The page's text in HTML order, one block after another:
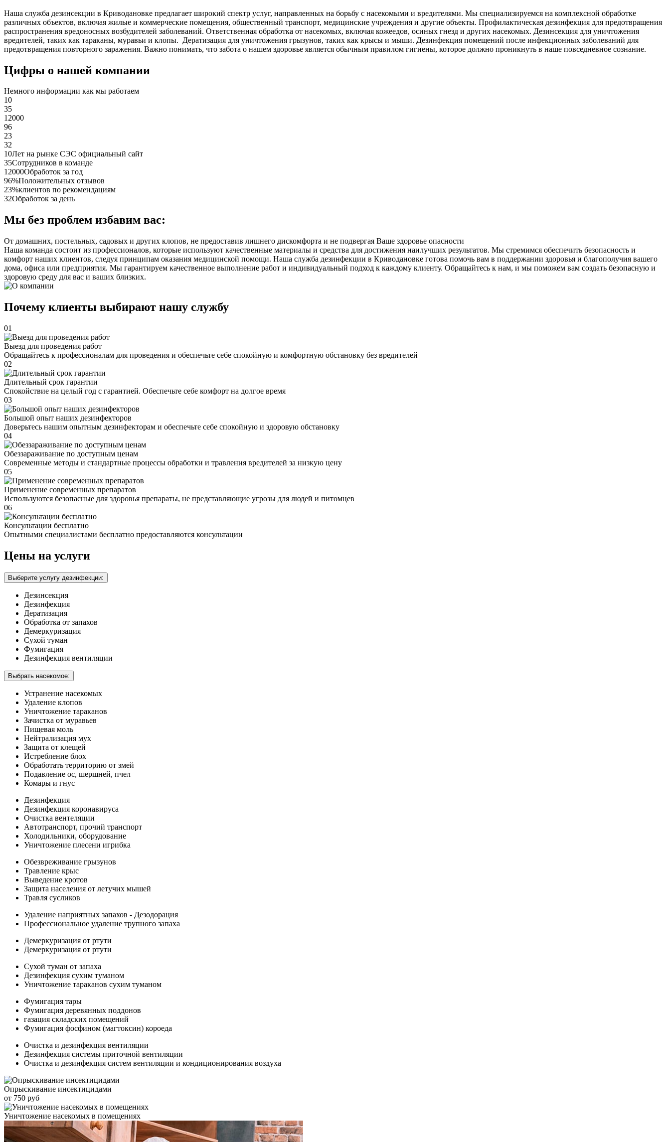
Наша служба дезинсекции в Криводановке предлагает широкий спектр услуг, направленных на борьбу с насекомыми и вредителями. Мы специализируемся на комплексной обработке
различных объектов, включая жилые и коммерческие помещения, общественный транспорт, медицинские учреждения и другие объекты. Профилактическая дезинфекция для предотвращения
распространения вредоносных возбудителей заболеваний. Ответственная обработка от насекомых, включая кожеедов, осиных гнезд и других насекомых. Дезинсекция для уничтожения
вредителей, таких как тараканы, муравьи и клопы. Дератизация для уничтожения грызунов, таких как крысы и мыши. Дезинфекция помещений после инфекционных заболеваний для
предотвращения повторного заражения. Важно понимать, что забота о нашем здоровье является обычным правилом гигиены, которое должно проникнуть в наше повседневное сознание.
Цифры о нашей компании
Немного информации как мы работаем
10
35
12000
96
23
32
10Лет на рынке СЭС официальный сайт
35Сотрудников в команде
12000Обработок за год
96%Положительных отзывов
23%клиентов по рекомендациям
32Обработок за день
Мы без проблем избавим вас:
От домашних, постельных, садовых и других клопов, не предоставив лишнего дискомфорта и не подвергая Ваше здоровье опасности
Наша команда состоит из профессионалов, которые используют качественные материалы и средства для достижения наилучших результатов. Мы стремимся обеспечить безопасность и
комфорт наших клиентов, следуя принципам оказания медицинской помощи. Наша служба дезинфекции в Криводановке готова помочь вам в поддержании здоровья и благополучия вашего
дома, офиса или предприятия. Мы гарантируем качественное выполнение работ и индивидуальный подход к каждому клиенту. Обращайтесь к нам, и мы поможем вам создать безопасную и
здоровую среду для вас и ваших близких.
Почему клиенты выбирают нашу службу
01
Выезд для проведения работ
Обращайтесь к профессионалам для проведения и обеспечьте себе спокойную и комфортную обстановку без вредителей
02
Длительный срок гарантии
Спокойствие на целый год с гарантией. Обеспечьте себе комфорт на долгое время
03
Большой опыт наших дезинфекторов
Доверьтесь нашим опытным дезинфекторам и обеспечьте себе спокойную и здоровую обстановку
04
Обеззараживание по доступным ценам
Современные методы и стандартные процессы обработки и травления вредителей за низкую цену
05
Применение современных препаратов
Используются безопасные для здоровья препараты, не представляющие угрозы для людей и питомцев
06
Консультации бесплатно
Опытными специалистами бесплатно предоставляются консультации
Цены на услуги
Выберите услугу дезинфекции:
Дезинсекция
Дезинфекция
Дератизация
Обработка от запахов
Демеркуризация
Сухой туман
Фумигация
Дезинфекция вентиляции
Выбрать насекомое:
Устранение насекомых
Удаление клопов
Уничтожение тараканов
Зачистка от муравьев
Пищевая моль
Нейтрализация мух
Защита от клещей
Истребление блох
Обработать территорию от змей
Подавление ос, шершней, пчел
Комары и гнус
Дезинфекция
Дезинфекция коронавируса
Очистка вентеляции
Автотранспорт, прочий транспорт
Холодильники, оборудование
Уничтожение плесени игрибка
Обезвреживание грызунов
Травление крыс
Выведение кротов
Защита населения от летучих мышей
Травля сусликов
Удаление наприятных запахов - Дезодорация
Профессиональное удаление трупного запаха
Демеркуризация от ртути
Демеркуризация от ртути
Сухой туман от запаха
Дезинфекция сухим туманом
Уничтожение тараканов сухим туманом
Фумигация тары
Фумигация деревянных поддонов
газация складских помещений
Фумигация фосфином (магтоксин) короеда
Очистка и дезинфекция вентиляции
Дезинфекция системы приточной вентиляции
Очистка и дезинфекция систем вентиляции и кондиционирования воздуха
Опрыскивание инсектицидами
от 750 руб
Уничтожение насекомых в помещениях